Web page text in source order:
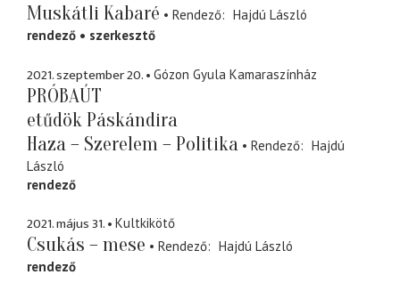
Muskátli Kabaré Rendező
Hajdú László
rendező
szerkesztő
2021. szeptember 20. Gózon Gyula Kamaraszínház
PRÓBAÚT
etűdök Páskándira
Haza – Szerelem – Politika
Rendező
Hajdú
László
rendező
2021. május 31. Kultkikötő
Csukás – mese Rendező
Hajdú László
rendező